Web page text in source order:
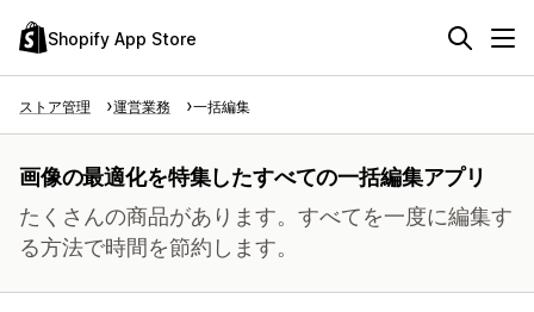
Shopify App Store
ストア管理 運営業務 一括編集
画像の最適化を特集したすべての一括編集アプリ
たくさんの商品があります。すべてを一度に編集す
る方法で時間を節約します。